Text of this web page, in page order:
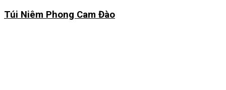
Túi Niêm Phong Cam Đào